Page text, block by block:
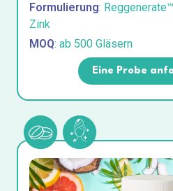
Formulierung:
Zink
MOQ: ab 500 Gläsern
Eine Probe